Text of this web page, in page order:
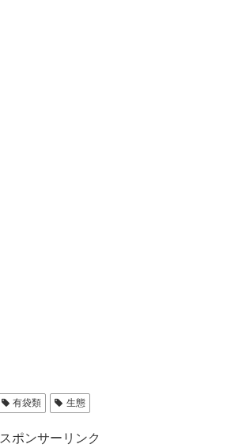
有袋類 生態
スポンサーリンク